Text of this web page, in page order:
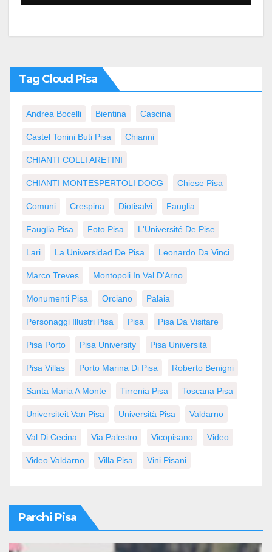
Tag Cloud Pisa
Andrea Bocelli Bientina Cascina
Castel Tonini Buti Pisa Chianni
CHIANTI COLLI ARETINI
CHIANTI MONTESPERTOLI DOCG Chiese Pisa
Comuni Crespina Diotisalvi Fauglia
Fauglia Pisa Foto Pisa L'Université De Pise
Lari La Universidad De Pisa Leonardo Da Vinci
Marco Treves Montopoli In Val D'Arno
Monumenti Pisa Orciano Palaia
Personaggi Illustri Pisa Pisa Pisa Da Visitare
Pisa Porto Pisa University Pisa Università
Pisa Villas Porto Marina Di Pisa Roberto Benigni
Santa Maria A Monte Tirrenia Pisa Toscana Pisa
Universiteit Van Pisa Università Pisa Valdarno
Val Di Cecina Via Palestro Vicopisano Video
Video Valdarno Villa Pisa Vini Pisani
Parchi Pisa